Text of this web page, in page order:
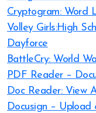
Cryptogram: Word
Volley Girls:High
Dayforce
BattleCry: World
PDF Reader –
Doc Reader: View
Docusign – Upload